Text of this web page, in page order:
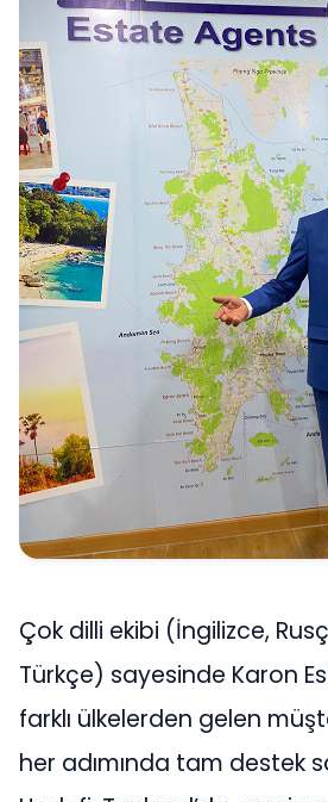
Çok dilli ekibi (İngilizce,
Türkçe) sayesinde Karon
farklı ülkelerden gelen
her adımında tam destek